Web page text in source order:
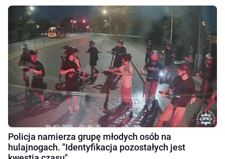
Policja namierza grupę młodych osób na
hulajnogach. "Identyfikacja pozostałych jest